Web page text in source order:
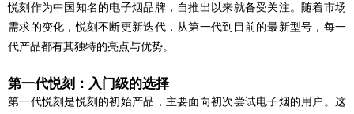
悦刻作为中国知名的电子烟品牌，自推出以来就备受关注。随着市场
需求的变化，悦刻不断更新迭代，从第一代到目前的最新型号，每一
代产品都有其独特的亮点与优势。
第一代悦刻：入门级的选择
第一代悦刻是悦刻的初始产品，主要面向初次尝试电子烟的用户。这